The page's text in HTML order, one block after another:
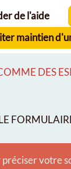
de l'aide
maintien
DES
votre